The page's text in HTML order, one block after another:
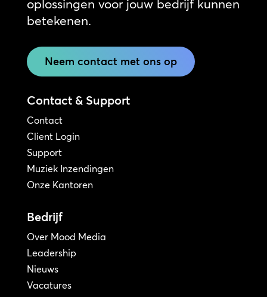
oplossingen voor jouw bedrijf kunnen
betekenen.
Neem contact met ons op
Contact & Support
Contact
Client Login
Support
Muziek Inzendingen
Onze Kantoren
Bedrijf
Over Mood Media
Leadership
Nieuws
Vacatures